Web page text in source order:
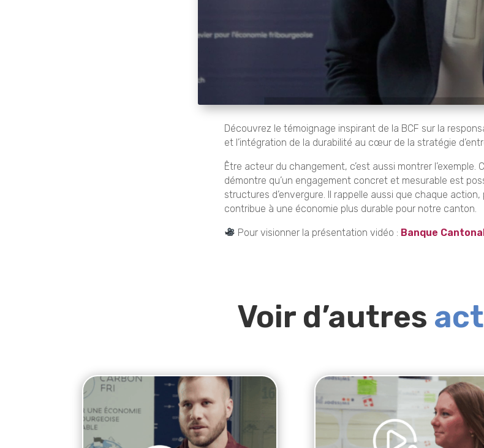
Découvrez le témoignage inspirant de la BCF sur la
et l’intégration de la durabilité au cœur de la stratégie
Être acteur du changement, c’est aussi montrer l’exemple.
démontre qu’un engagement concret et mesurable est
structures d’envergure. Il rappelle aussi que chaque
contribue à une économie plus durable pour notre canton.
Pour visionner la présentation vidéo : Banque
Voir d’autres